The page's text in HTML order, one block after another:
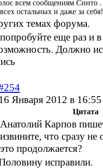
всем сообщениям Синто .
всех остальных и даже за
темах форума.
еще раз и
Должно
16 Января 2012 в 16:55
Цитата
Анатолий Карпов
извините, что сразу не
это продолжается?
исправили.